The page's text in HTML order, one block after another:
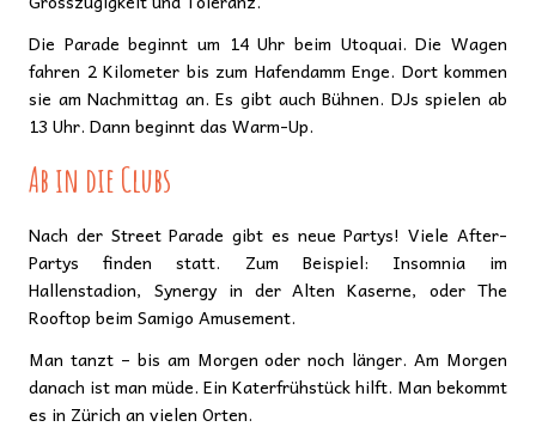
Die Parade beginnt um 14 Uhr beim Utoquai. Die Wagen
fahren 2 Kilometer bis zum Hafendamm Enge. Dort kommen
sie am Nachmittag an. Es gibt auch Bühnen. DJs spielen ab
13 Uhr. Dann beginnt das Warm-Up.
Ab in die Clubs
Nach der Street Parade gibt es neue Partys! Viele After-
Partys finden statt. Zum Beispiel: Insomnia im
Hallenstadion, Synergy in der Alten Kaserne, oder The
Rooftop beim Samigo Amusement.
Man tanzt – bis am Morgen oder noch länger. Am Morgen
danach ist man müde. Ein Katerfrühstück hilft. Man bekommt
es in Zürich an vielen Orten.